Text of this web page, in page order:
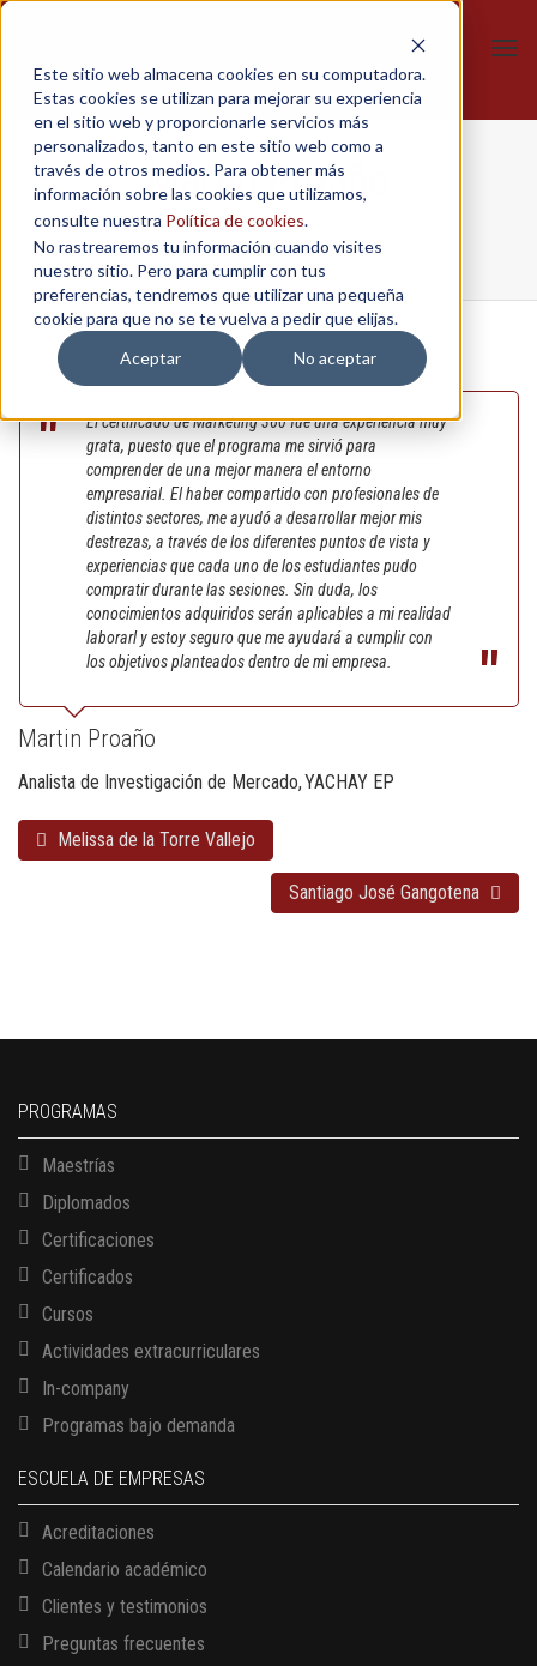
Este sitio web almacena cookies en su computadora.
Estas cookies se utilizan para mejorar su experiencia
en el sitio web y proporcionarle servicios más
personalizados, tanto en este sitio web como a
través de otros medios. Para obtener más
información sobre las cookies que utilizamos,
consulte nuestra Política de cookies.
No rastrearemos tu información cuando visites
nuestro sitio. Pero para cumplir con tus
preferencias, tendremos que utilizar una pequeña
cookie para que no se te vuelva a pedir que elijas.
Aceptar
No aceptar
Martin Proaño
Home / Marketing 360º / Martin Proaño
El certificado de Marketing 360 fue una experiencia muy
grata, puesto que el programa me sirvió para
comprender de una mejor manera el entorno
empresarial. El haber compartido con profesionales de
distintos sectores, me ayudó a desarrollar mejor mis
destrezas, a través de los diferentes puntos de vista y
experiencias que cada uno de los estudiantes pudo
compratir durante las sesiones. Sin duda, los
conocimientos adquiridos serán aplicables a mi realidad
laborarl y estoy seguro que me ayudará a cumplir con
los objetivos planteados dentro de mi empresa.
Martin Proaño
Analista de Investigación de Mercado YACHAY EP
Melissa de la Torre Vallejo
Santiago José Gangotena
PROGRAMAS
Maestrías
Diplomados
Certificaciones
Certificados
Cursos
Actividades extracurriculares
In-company
Programas bajo demanda
ESCUELA DE EMPRESAS
Acreditaciones
Calendario académico
Clientes y testimonios
Preguntas frecuentes